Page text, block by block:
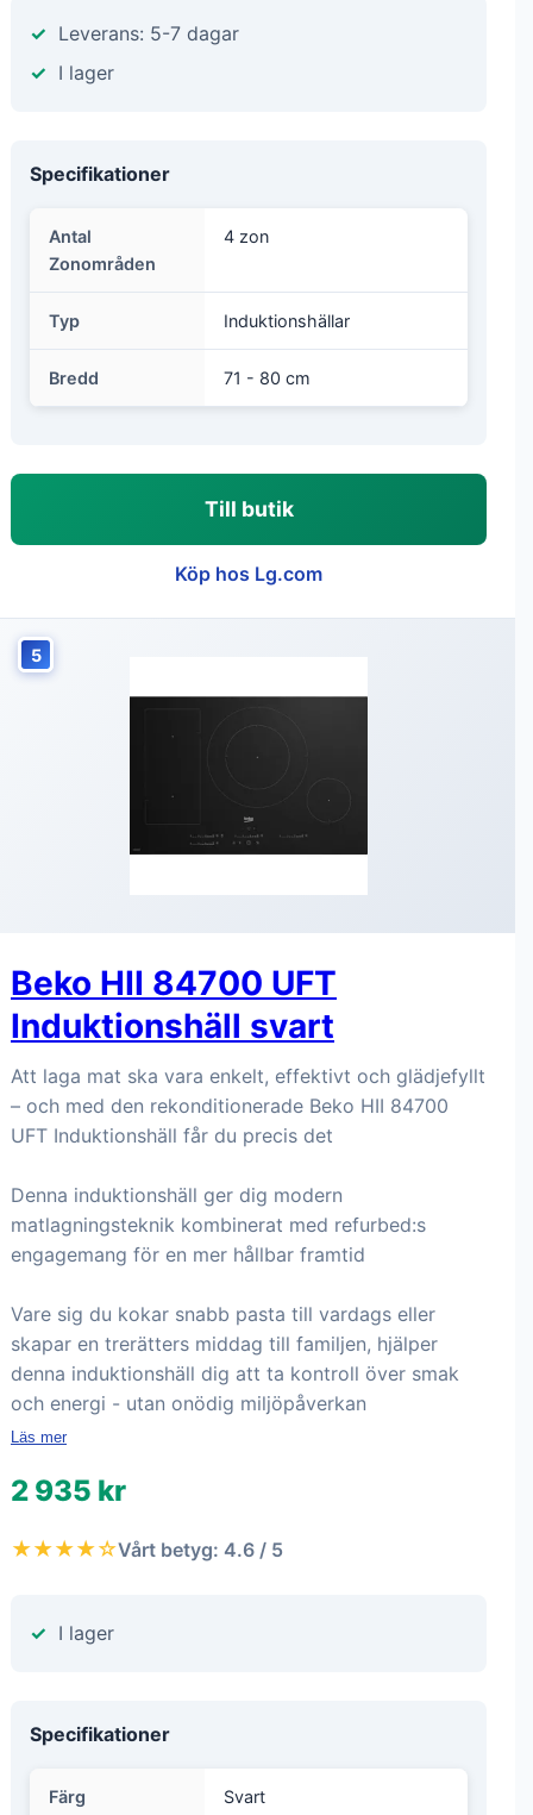
Leverans: 5-7 dagar
I lager
Specifikationer
Antal
Zonområden
4 zon
Typ Induktionshällar
Bredd 71 - 80 cm
Till butik
Köp hos Lg.com
5
Beko HII 84700 UFT
Induktionshäll svart
Att laga mat ska vara enkelt, effektivt och glädjefyllt
– och med den rekonditionerade Beko HII 84700
UFT Induktionshäll får du precis det
Denna induktionshäll ger dig modern
matlagningsteknik kombinerat med refurbed:s
engagemang för en mer hållbar framtid
Vare sig du kokar snabb pasta till vardags eller
skapar en trerätters middag till familjen, hjälper
denna induktionshäll dig att ta kontroll över smak
och energi - utan onödig miljöpåverkan
Läs mer
2 935 kr
★★★★☆Vårt betyg: 4.6 / 5
I lager
Specifikationer
Färg Svart